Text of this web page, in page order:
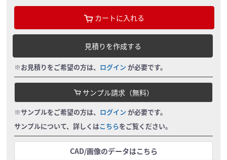
カートに入れる
見積りを作成する
※お見積りをご希望の方は、 ログイン が必要です。
サンプル請求（無料）
※サンプルをご希望の方は、 ログイン が必要です。
サンプルについて、詳しくはこちらをご覧ください。
CAD/画像のデータはこちら